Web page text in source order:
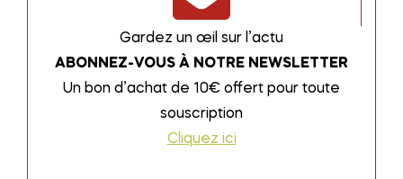
Gardez un œil sur l’actu
ABONNEZ-VOUS À NOTRE NEWSLETTER
Un bon d’achat de 10€ offert pour toute
souscription
Cliquez ici